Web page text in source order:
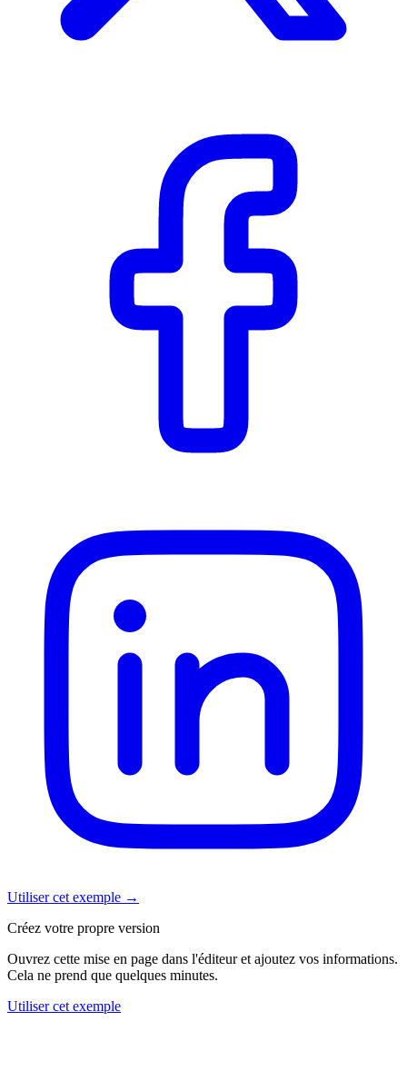
Utiliser cet exemple →
Créez votre propre version
Ouvrez cette mise en page dans l'éditeur et ajoutez vos informations.
Cela ne prend que quelques minutes.
Utiliser cet exemple